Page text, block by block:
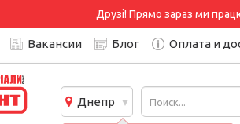
Друзі! Прямо зараз ми
Вакансии Блог Оплата и
Днепр